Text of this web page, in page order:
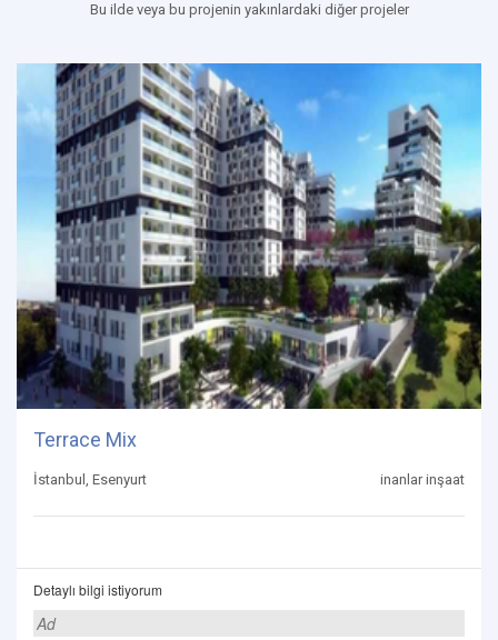
Bu ilde veya bu projenin yakınlardaki diğer projeler
Terrace Mix
İstanbul, Esenyurt inanlar inşaat
Detaylı bilgi istiyorum